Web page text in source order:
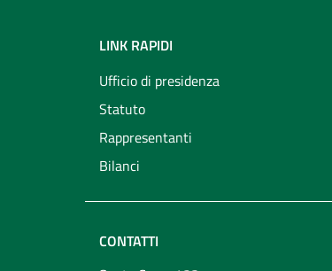
LINK RAPIDI
Ufficio di presidenza
Statuto
Rappresentanti
Bilanci
CONTATTI